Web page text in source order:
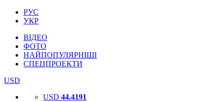
РУС
УКР
ВІДЕО
ФОТО
НАЙПОПУЛЯРНІШІ
СПЕЦПРОЕКТИ
USD
USD 44.4191